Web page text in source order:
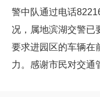
警中队通过电话
况，属地滨湖交警已
要求进园区的车辆在
力。感谢市民对交通